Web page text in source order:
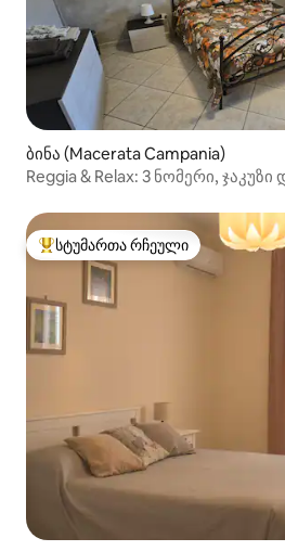
ბინა (Macerata Campania)
Reggia & Relax: 3 ნომერი, ჯაკუზი
სტუმართა რჩეული მოწინავე
სტუმართა რჩეული